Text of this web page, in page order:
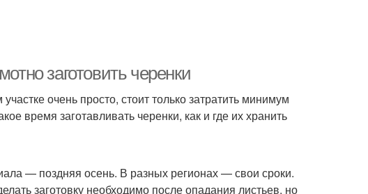
заготовить черенки
очень просто, стоит только затратить минимум
время заготавливать черенки, как и где их хранить
— поздняя осень. В разных регионах — свои сроки.
заготовку необходимо после опадания листьев, но